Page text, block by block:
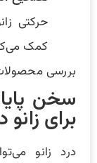
حرکتی
کمک
بررسی
سخن
برای زانو
درد زانو